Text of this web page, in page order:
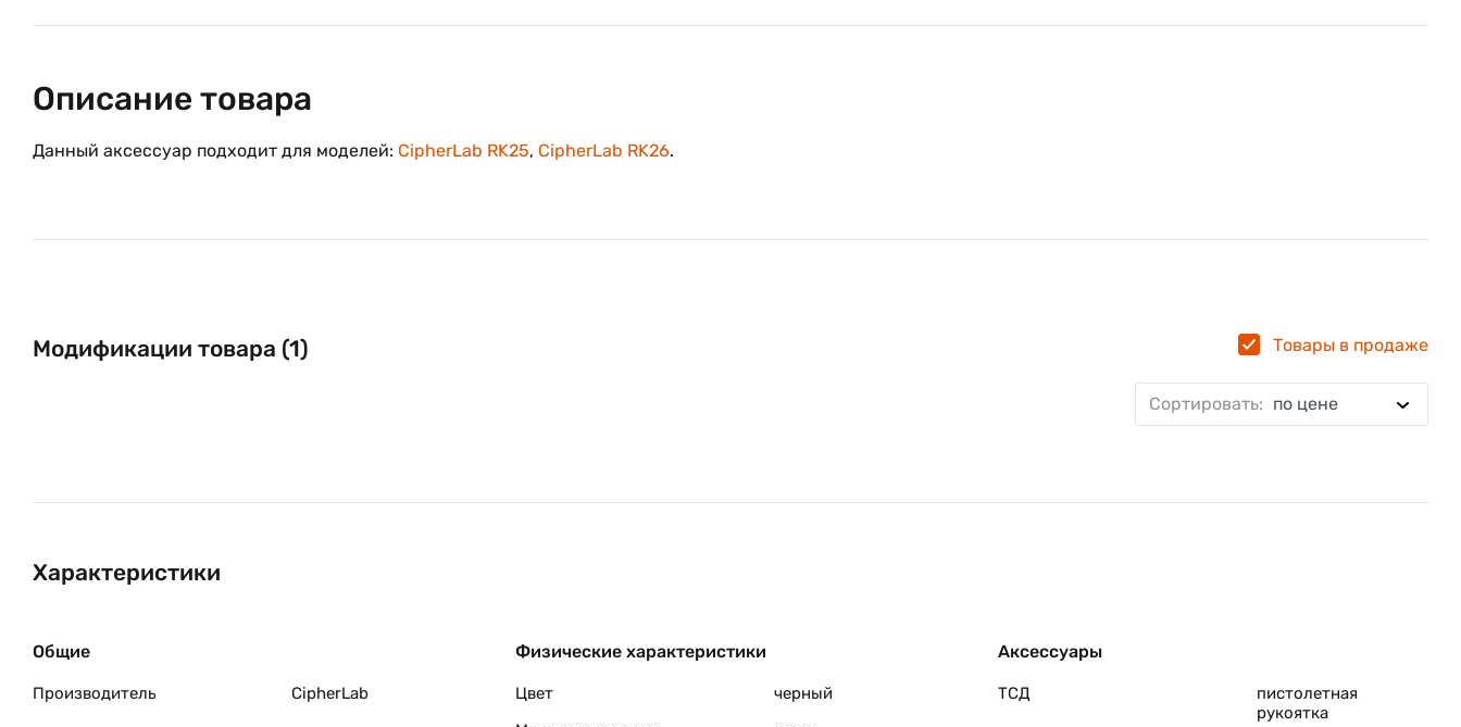
Описание товара
Данный аксессуар подходит для моделей: CipherLab RK25, CipherLab RK26.
Модификации товара (1) Товары в продаже
Сортировать: по цене
Характеристики
Общие
Производитель CipherLab
Физические характеристики
Цвет
черный
Аксессуары
ТСД
пистолетная
рукоятка